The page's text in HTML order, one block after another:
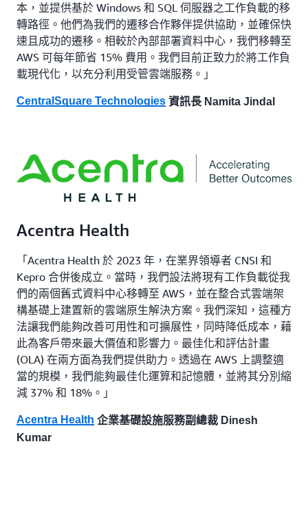
本，並提供基於 Windows 和 SQL 伺服器之工作負載的移
轉路徑。他們為我們的遷移合作夥伴提供協助，並確保快
速且成功的遷移。相較於內部部署資料中心，我們移轉至
AWS 可每年節省 15% 費用。我們目前正致力於將工作負
載現代化，以充分利用受管雲端服務。」
CentralSquare Technologies 資訊長 Namita Jindal
Acentra Health
「Acentra Health 於 2023 年，在業界領導者 CNSI 和
Kepro 合併後成立。當時，我們設法將現有工作負載從我
們的兩個舊式資料中心移轉至 AWS，並在整合式雲端架
構基礎上建置新的雲端原生解決方案。我們深知，這種方
法讓我們能夠改善可用性和可擴展性，同時降低成本，藉
此為客戶帶來最大價值和影響力。最佳化和評估計畫
(OLA) 在兩方面為我們提供助力。透過在 AWS 上調整適
當的規模，我們能夠最佳化運算和記憶體，並將其分別縮
減 37% 和 18%。」
Acentra Health 企業基礎設施服務副總裁 Dinesh
Kumar